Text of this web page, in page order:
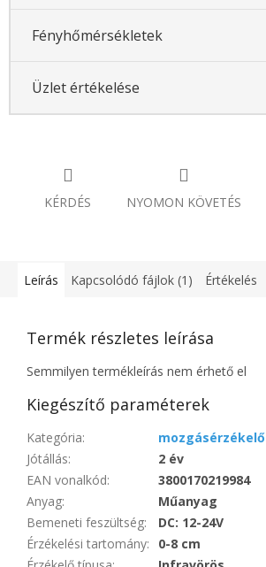
Fényhőmérsékletek
Üzlet értékelése
KÉRDÉS NYOMON KÖVETÉS
Leírás Kapcsolódó fájlok (1) Értékelés
Termék részletes leírása
Semmilyen termékleírás nem érhető el
Kiegészítő paraméterek
Kategória:
mozgásérzékelő
Jótállás:
2 év
EAN vonalkód:
3800170219984
Anyag:
Műanyag
Bemeneti feszültség:
DC: 12-24V
Érzékelési tartomány:
0-8 cm